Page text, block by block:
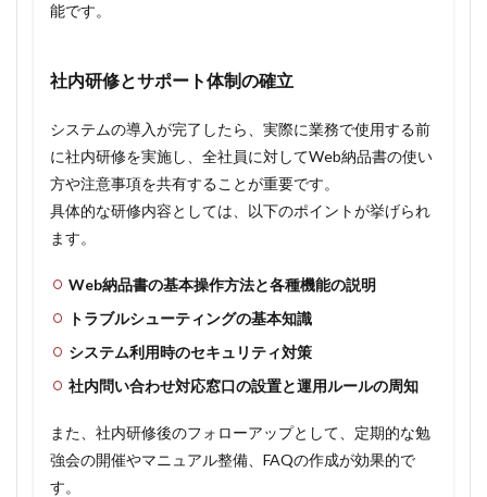
能です。
社内研修とサポート体制の確立
システムの導入が完了したら、実際に業務で使用する前
に社内研修を実施し、全社員に対してWeb納品書の使い
方や注意事項を共有することが重要です。
具体的な研修内容としては、以下のポイントが挙げられ
ます。
Web納品書の基本操作方法と各種機能の説明
トラブルシューティングの基本知識
システム利用時のセキュリティ対策
社内問い合わせ対応窓口の設置と運用ルールの周知
また、社内研修後のフォローアップとして、定期的な勉
強会の開催やマニュアル整備、FAQの作成が効果的で
す。